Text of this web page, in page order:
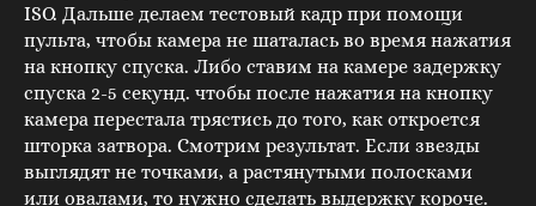
ISO. Дальше делаем тестовый кадр при помощи
пульта, чтобы камера не шаталась во время нажатия
на кнопку спуска. Либо ставим на камере задержку
спуска 2-5 секунд. чтобы после нажатия на кнопку
камера перестала трястись до того, как откроется
шторка затвора. Смотрим результат. Если звезды
выглядят не точками, а растянутыми полосками
или овалами, то нужно сделать выдержку короче.